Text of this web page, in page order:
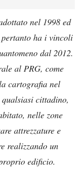
nel 1998 ed
ha i vincoli
dal 2012.
al PRG, come
cartografia nel
cittadino,
nelle zone
attrezzature e
realizzando un
edificio.